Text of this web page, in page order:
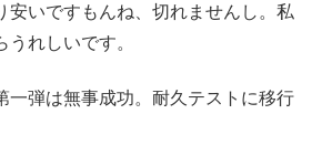
安いですもんね、切れませんし。私
れしいです。
一弾は無事成功。耐久テストに移行